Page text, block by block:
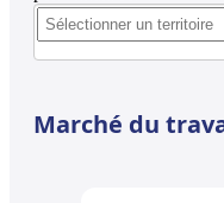
Marché du